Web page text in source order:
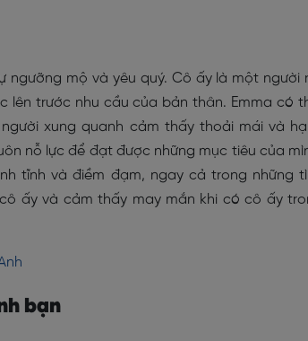
ngưỡng mộ và yêu quý. Cô ấy là một người
lên trước nhu cầu của bản thân. Emma có
xung quanh cảm thấy thoải mái và
nỗ lực để đạt được những mục tiêu của
tĩnh và điềm đạm, ngay cả trong những
ấy và cảm thấy may mắn khi có cô ấy
bạn